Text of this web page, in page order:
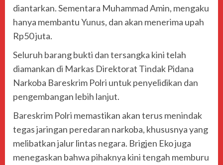
diantarkan. Sementara Muhammad Amin, mengaku
hanya membantu Yunus, dan akan menerima upah
Rp50 juta.
Seluruh barang bukti dan tersangka kini telah
diamankan di Markas Direktorat Tindak Pidana
Narkoba Bareskrim Polri untuk penyelidikan dan
pengembangan lebih lanjut.
Bareskrim Polri memastikan akan terus menindak
tegas jaringan peredaran narkoba, khususnya yang
melibatkan jalur lintas negara. Brigjen Eko juga
menegaskan bahwa pihaknya kini tengah memburu